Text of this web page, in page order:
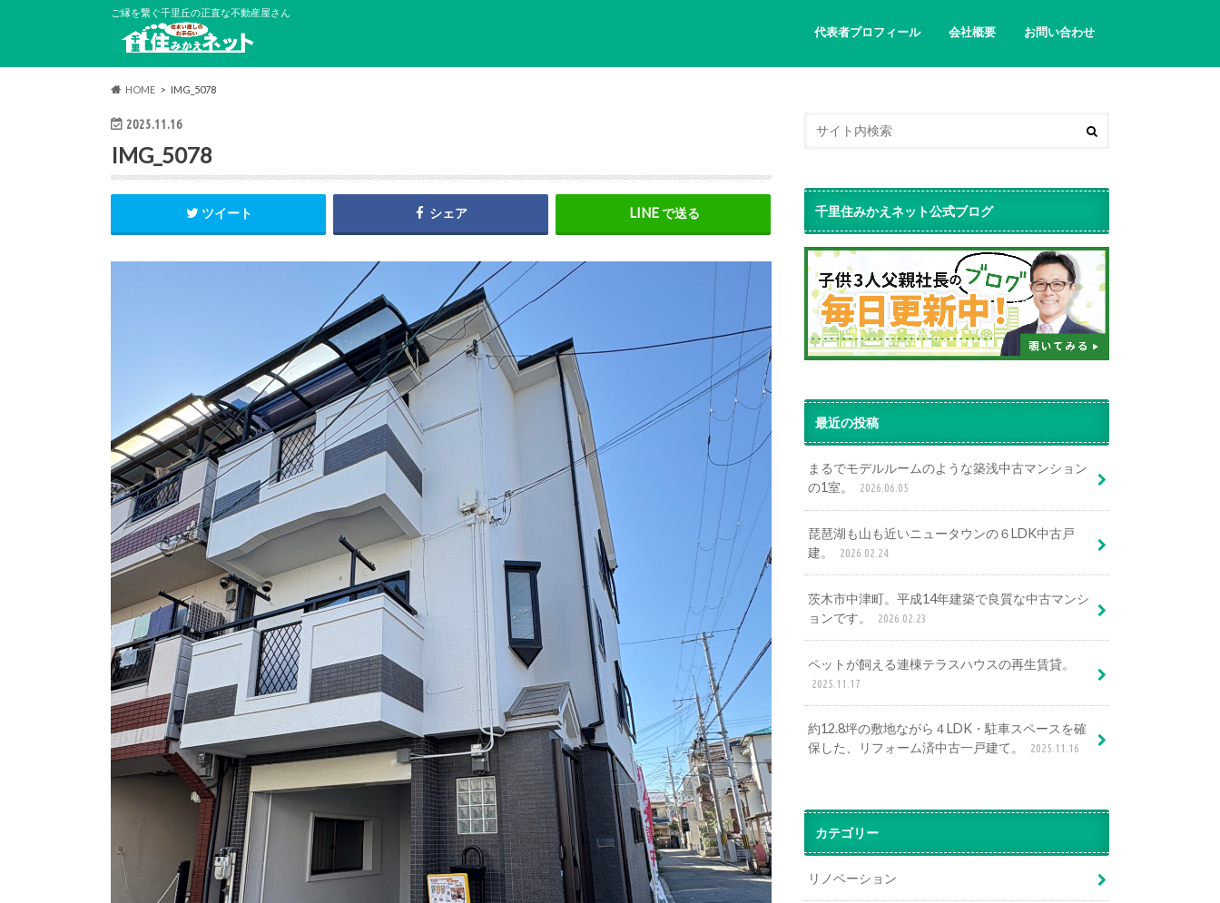
ご縁を繋ぐ千里丘の正直な不動産屋さん
代表者プロフィール 会社概要 お問い合わせ
HOME IMG_5078
2025.11.16
IMG_5078
ツイート シェア で送る 千里住みかえネット公式ブログ
最近の投稿
まるでモデルルームのような築浅中古マンション
の1室。
2026.06.05
琵琶湖も山も近いニュータウンの６LDK中古戸
建。
2026.02.24
茨木市中津町。平成14年建築で良質な中古マンシ
ョンです。
2026.02.23
ペットが飼える連棟テラスハウスの再生賃貸。
2025.11.17
約12.8坪の敷地ながら４LDK・駐車スペースを確
保した、リフォーム済中古一戸建て。
2025.11.16
カテゴリー
リノベーション